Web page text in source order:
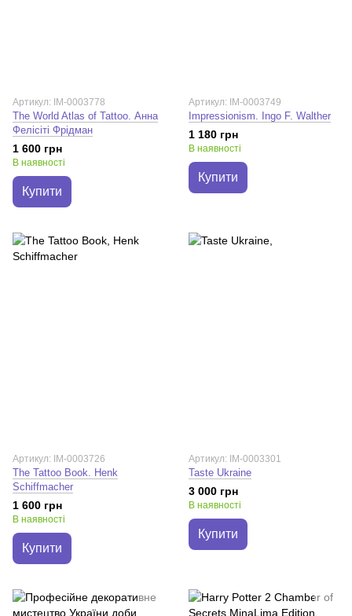
Артикул: IM-0003778
The World Atlas of Tattoo. Анна
Фелісіті Фрідман
1 600 грн
В наявності
Купити
Артикул: IM-0003749
Impressionism. Ingo F. Walther
1 180 грн
В наявності
Купити
Артикул: IM-0003726
The Tattoo Book. Henk
Schiffmacher
1 600 грн
В наявності
Купити
Артикул: IM-0003301
Taste Ukraine
3 000 грн
В наявності
Купити